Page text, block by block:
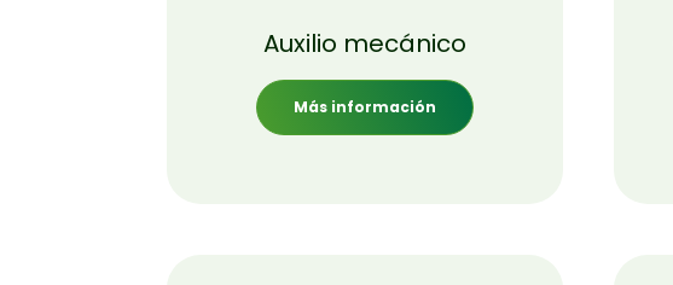
Auxilio mecánico
Más información